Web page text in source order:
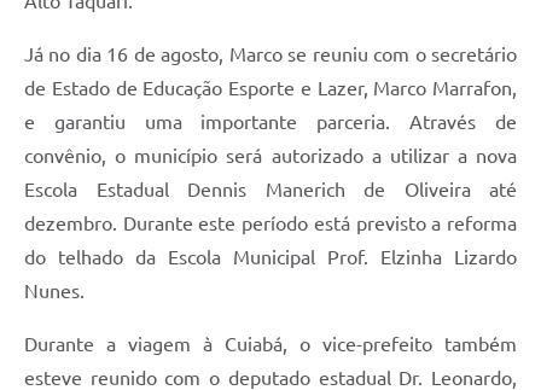
Já no dia 16 de agosto, Marco se reuniu com o secretário
de Estado de Educação Esporte e Lazer, Marco Marrafon,
e garantiu uma importante parceria. Através de
convênio, o município será autorizado a utilizar a nova
Escola Estadual Dennis Manerich de Oliveira até
dezembro. Durante este período está previsto a reforma
do telhado da Escola Municipal Prof. Elzinha Lizardo
Nunes.
Durante a viagem à Cuiabá, o vice-prefeito também
esteve reunido com o deputado estadual Dr. Leonardo,